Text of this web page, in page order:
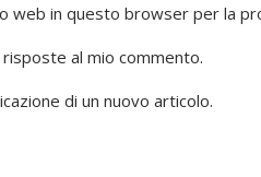
web in questo browser per la
al mio commento.
di un nuovo articolo.